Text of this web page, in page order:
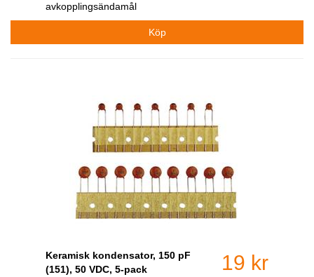
avkopplingsändamål
Keramisk kondensator, 150 pF
(151), 50 VDC, 5-pack
19 kr